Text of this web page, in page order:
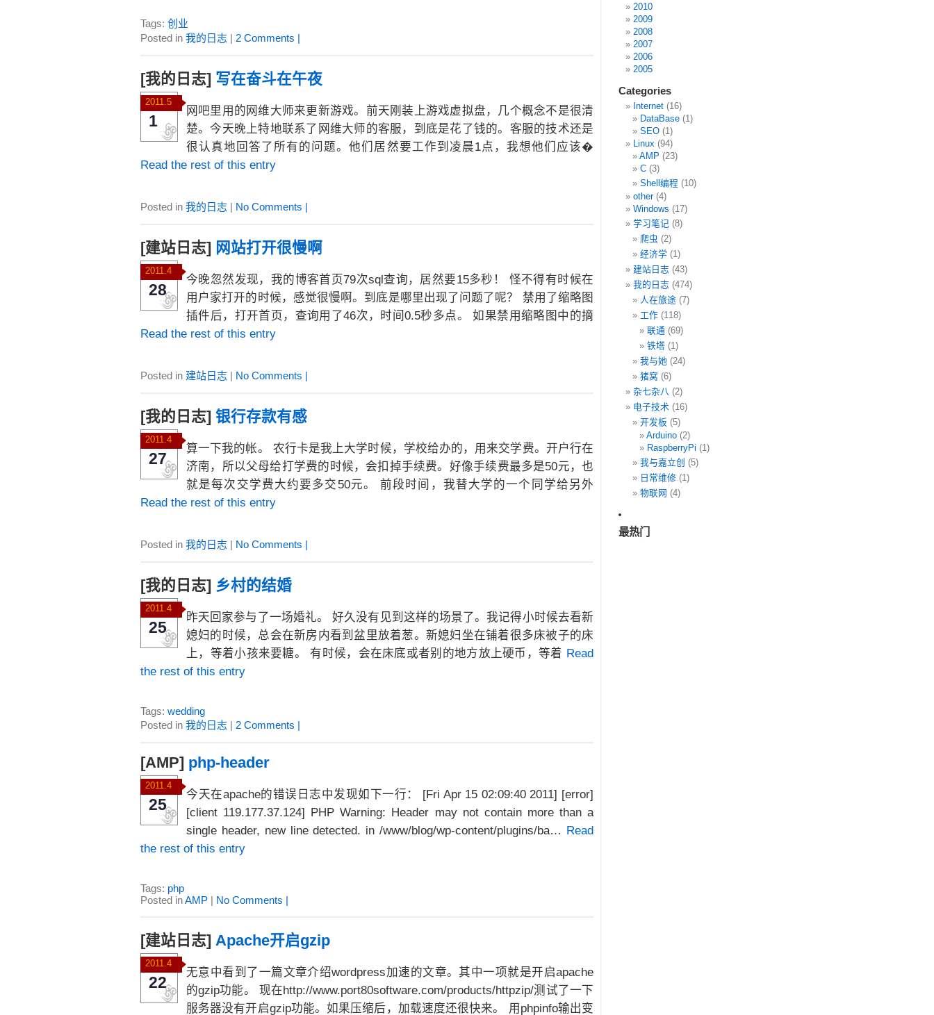
Tags: 创业
Posted in 我的日志 | 2 Comments |
[我的日志] 写在奋斗在午夜
2011.5
1
网吧里用的网维大师来更新游戏。前天刚装上游戏虚拟盘，几个概念不是很清
楚。今天晚上特地联系了网维大师的客服，到底是花了钱的。客服的技术还是
很认真地回答了所有的问题。他们居然要工作到凌晨1点，我想他们应该�
Read the rest of this entry
Posted in 我的日志 | No Comments |
[建站日志] 网站打开很慢啊
2011.4
28
今晚忽然发现，我的博客首页79次sql查询，居然要15多秒！ 怪不得有时候在
用户家打开的时候，感觉很慢啊。到底是哪里出现了问题了呢？ 禁用了缩略图
插件后，打开首页，查询用了46次，时间0.5秒多点。 如果禁用缩略图中的摘
Read the rest of this entry
Posted in 建站日志 | No Comments |
[我的日志] 银行存款有感
2011.4
27
算一下我的帐。 农行卡是我上大学时候，学校给办的，用来交学费。开户行在
济南，所以父母给打学费的时候，会扣掉手续费。好像手续费最多是50元，也
就是每次交学费大约要多交50元。 前段时间，我替大学的一个同学给另外
Read the rest of this entry
Posted in 我的日志 | No Comments |
[我的日志] 乡村的结婚
2011.4
25
昨天回家参与了一场婚礼。 好久没有见到这样的场景了。我记得小时候去看新
媳妇的时候，总会在新房内看到盆里放着葱。新媳妇坐在铺着很多床被子的床
上，等着小孩来要糖。 有时候，会在床底或者别的地方放上硬币，等着 Read
the rest of this entry
Tags: wedding
Posted in 我的日志 | 2 Comments |
[AMP] php-header
2011.4
25
今天在apache的错误日志中发现如下一行： [Fri Apr 15 02:09:40 2011] [error]
[client 119.177.37.124] PHP Warning: Header may not contain more than a
single header, new line detected. in /www/blog/wp-content/plugins/ba… Read
the rest of this entry
Tags: php
Posted inAMP | No Comments |
[建站日志] Apache开启gzip
2011.4
22
无意中看到了一篇文章介绍wordpress加速的文章。其中一项就是开启apache
的gzip功能。 现在http://www.port80software.com/products/httpzip/测试了一下
服务器没有开启gzip功能。如果压缩后，加载速度还很快来。 用phpinfo输出变
2010
2009
2008
2007
2006
2005
Categories
Internet (16)
DataBase (1)
SEO (1)
Linux (94)
AMP (23)
C (3)
Shell编程 (10)
other(4)
Windows (17)
学习笔记 (8)
爬虫 (2)
经济学 (1)
建站日志 (43)
我的日志 (474)
人在旅途 (7)
工作 (118)
联通 (69)
铁塔 (1)
我与她 (24)
猪窝 (6)
杂七杂八 (2)
电子技术 (16)
开发板 (5)
Arduino (2)
RaspberryPi (1)
我与嘉立创 (5)
日常维修 (1)
物联网 (4)
最热门